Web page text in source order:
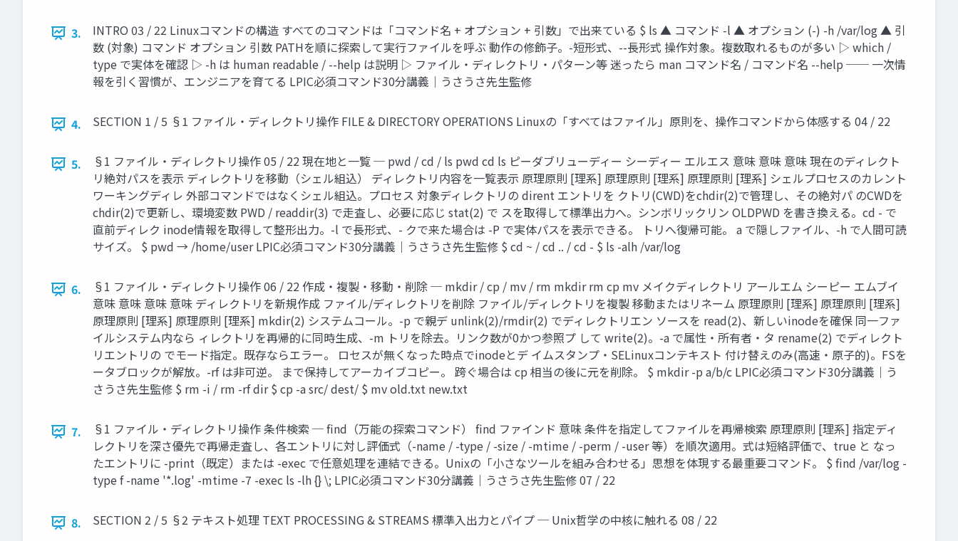
3.
INTRO 03 / 22 Linuxコマンドの構造 すべてのコマンドは「コマンド名 + オプション + 引数」で出来ている $ ls ▲ コマンド -l ▲ オプション (-) -h /var/log ▲ 引
数 (対象) コマンド オプション 引数 PATHを順に探索して実行ファイルを呼ぶ 動作の修飾子。-短形式、--長形式 操作対象。複数取れるものが多い ▷ which /
type で実体を確認 ▷ -h は human readable / --help は説明 ▷ ファイル・ディレクトリ・パターン等 迷ったら man コマンド名 / コマンド名 --help ── 一次情
報を引く習慣が、エンジニアを育てる LPIC必須コマンド30分講義｜うさうさ先生監修
4. SECTION 1 / 5 §1 ファイル・ディレクトリ操作 FILE & DIRECTORY OPERATIONS Linuxの「すべてはファイル」原則を、操作コマンドから体感する 04 / 22
5.
§1 ファイル・ディレクトリ操作 05 / 22 現在地と一覧 ─ pwd / cd / ls pwd cd ls ピーダブリューディー シーディー エルエス 意味 意味 意味 現在のディレクト
リ絶対パスを表示 ディレクトリを移動（シェル組込） ディレクトリ内容を一覧表示 原理原則 [理系] 原理原則 [理系] 原理原則 [理系] シェルプロセスのカレント
ワーキングディレ 外部コマンドではなくシェル組込。プロセス 対象ディレクトリの dirent エントリを クトリ(CWD)をchdir(2)で管理し、その絶対パ のCWDを
chdir(2)で更新し、環境変数 PWD / readdir(3) で走査し、必要に応じ stat(2) で スを取得して標準出力へ。シンボリックリン OLDPWD を書き換える。cd - で
直前ディレク inode情報を取得して整形出力。-l で長形式、- クで来た場合は -P で実体パスを表示できる。 トリへ復帰可能。 a で隠しファイル、-h で人間可読
サイズ。 $ pwd → /home/user LPIC必須コマンド30分講義｜うさうさ先生監修 $ cd ~ / cd .. / cd - $ ls -alh /var/log
6.
§1 ファイル・ディレクトリ操作 06 / 22 作成・複製・移動・削除 ─ mkdir / cp / mv / rm mkdir rm cp mv メイクディレクトリ アールエム シーピー エムブイ
意味 意味 意味 意味 ディレクトリを新規作成 ファイル/ディレクトリを削除 ファイル/ディレクトリを複製 移動またはリネーム 原理原則 [理系] 原理原則 [理系]
原理原則 [理系] 原理原則 [理系] mkdir(2) システムコール。-p で親デ unlink(2)/rmdir(2) でディレクトリエン ソースを read(2)、新しいinodeを確保 同一ファ
イルシステム内なら ィレクトリを再帰的に同時生成、-m トリを除去。リンク数が0かつ参照プ して write(2)。-a で属性・所有者・タ rename(2) でディレクト
リエントリの でモード指定。既存ならエラー。 ロセスが無くなった時点でinodeとデ イムスタンプ・SELinuxコンテキスト 付け替えのみ(高速・原子的)。FSを
ータブロックが解放。-rf は非可逆。 まで保持してアーカイブコピー。 跨ぐ場合は cp 相当の後に元を削除。 $ mkdir -p a/b/c LPIC必須コマンド30分講義｜う
さうさ先生監修 $ rm -i / rm -rf dir $ cp -a src/ dest/ $ mv old.txt new.txt
7.
§1 ファイル・ディレクトリ操作 条件検索 ─ find（万能の探索コマンド） find ファインド 意味 条件を指定してファイルを再帰検索 原理原則 [理系] 指定ディ
レクトリを深さ優先で再帰走査し、各エントリに対し評価式（-name / -type / -size / -mtime / -perm / -user 等）を順次適用。式は短絡評価で、true と なっ
たエントリに -print（既定）または -exec で任意処理を連結できる。Unixの「小さなツールを組み合わせる」思想を体現する最重要コマンド。 $ find /var/log -
type f -name '*.log' -mtime -7 -exec ls -lh {} \; LPIC必須コマンド30分講義｜うさうさ先生監修 07 / 22
8. SECTION 2 / 5 §2 テキスト処理 TEXT PROCESSING & STREAMS 標準入出力とパイプ ─ Unix哲学の中核に触れる 08 / 22